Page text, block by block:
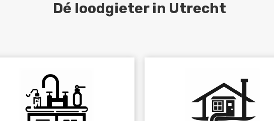
Dé loodgieter in Utrecht